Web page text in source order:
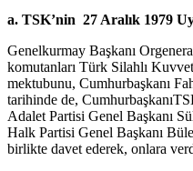
a. TSK’nin 27 Aralık 1979
Genelkurmay Başkanı
komutanları Türk Silahlı
mektubunu, Cumhurbaşkanı
tarihinde de,
Adalet Partisi Genel Başkanı
Halk Partisi Genel Başkanı
birlikte davet ederek, onlara